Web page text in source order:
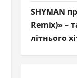
SHYMAN
Remix)» –
літнього